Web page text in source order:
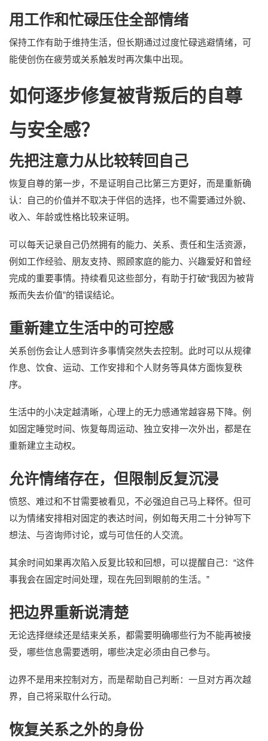
用工作和忙碌压住全部情绪
保持工作有助于维持生活，但长期通过过度忙碌逃避情绪，可
能使创伤在疲劳或关系触发时再次集中出现。
如何逐步修复被背叛后的自尊
与安全感？
先把注意力从比较转回自己
恢复自尊的第一步，不是证明自己比第三方更好，而是重新确
认：自己的价值并不取决于伴侣的选择，也不需要通过外貌、
收入、年龄或性格比较来证明。
可以每天记录自己仍然拥有的能力、关系、责任和生活资源，
例如工作经验、朋友支持、照顾家庭的能力、兴趣爱好和曾经
完成的重要事情。持续看见这些部分，有助于打破“我因为被背
叛而失去价值”的错误结论。
重新建立生活中的可控感
关系创伤会让人感到许多事情突然失去控制。此时可以从规律
作息、饮食、运动、工作安排和个人财务等具体方面恢复秩
序。
生活中的小决定越清晰，心理上的无力感通常越容易下降。例
如固定睡觉时间、恢复每周运动、独立安排一次外出，都是在
重新建立主动权。
允许情绪存在，但限制反复沉浸
愤怒、难过和不甘需要被看见，不必强迫自己马上释怀。但可
以为情绪安排相对固定的表达时间，例如每天用二十分钟写下
想法、与咨询师讨论，或与可信任的人交流。
其余时间如果再次陷入反复比较和回想，可以提醒自己：“这件
事我会在固定时间处理，现在先回到眼前的生活。”
把边界重新说清楚
无论选择继续还是结束关系，都需要明确哪些行为不能再被接
受，哪些信息需要透明，哪些决定必须由自己参与。
边界不是用来控制对方，而是帮助自己判断：一旦对方再次越
界，自己将采取什么行动。
恢复关系之外的身份